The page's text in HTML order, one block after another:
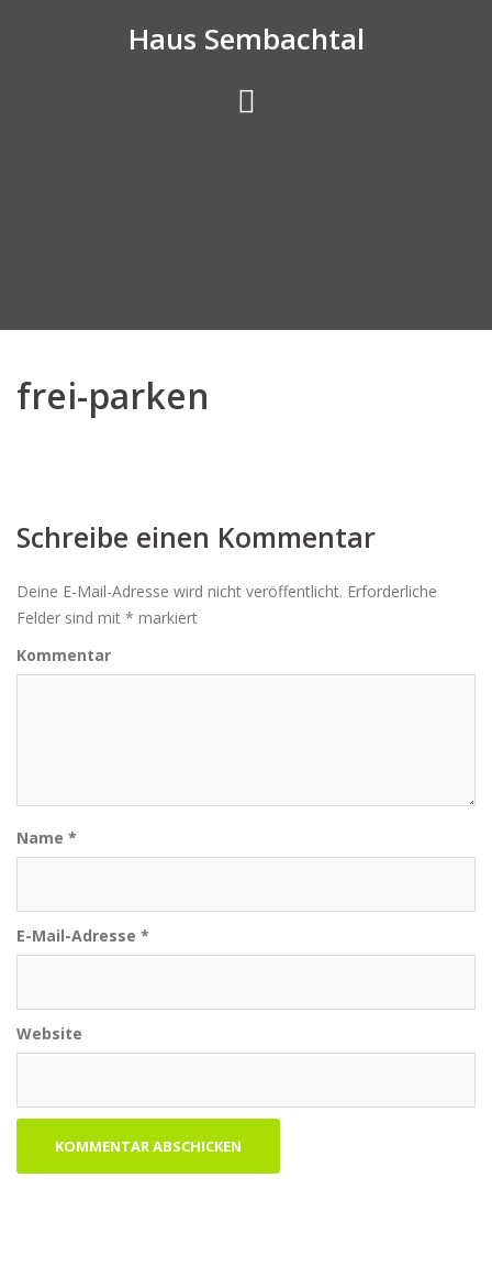
Haus Sembachtal
frei-parken
Schreibe einen Kommentar
Deine E-Mail-Adresse wird nicht veröffentlicht. Erforderliche
Felder sind mit * markiert
Kommentar
Name *
E-Mail-Adresse *
Website